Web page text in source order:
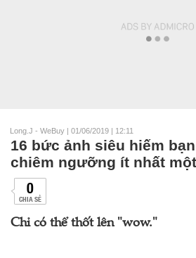
Long.J - WeBuy | 01/06/2019 | 12:11
16 bức ảnh siêu hiếm
chiêm ngưỡng ít nhất
0
CHIA SẺ
Chỉ có thể thốt lên "wow."